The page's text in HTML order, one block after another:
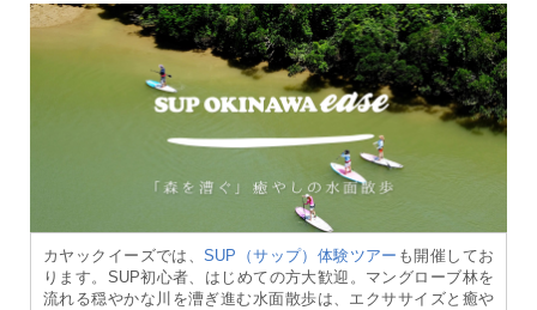
カヤックイーズでは、SUP（サップ）体験ツアー も開催してお
ります。SUP初心者、はじめての方大歓迎。マングローブ林を
流れる穏やかな川を漕ぎ進む水面散歩は、エクササイズと癒や